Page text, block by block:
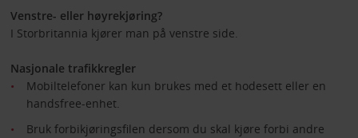
Venstre- eller høyrekjøring?
I Storbritannia kjører man på venstre side.
Nasjonale trafikkregler
Mobiltelefoner kan kun brukes med et hodesett eller en
handsfree-enhet.
Bruk forbikjøringsfilen dersom du skal kjøre forbi andre